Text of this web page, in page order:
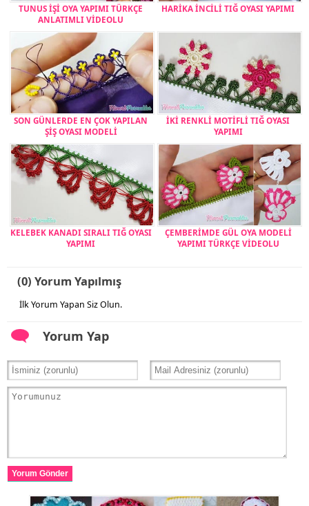
TUNUS İŞİ OYA YAPIMI TÜRKÇE
ANLATIMLI VİDEOLU
HARİKA İNCİLİ TIĞ OYASI YAPIMI
SON GÜNLERDE EN ÇOK YAPILAN
ŞİŞ OYASI MODELİ
İKİ RENKLİ MOTİFLİ TIĞ OYASI
YAPIMI
KELEBEK KANADI SIRALI TIĞ OYASI
YAPIMI
ÇEMBERİMDE GÜL OYA MODELİ
YAPIMI TÜRKÇE VİDEOLU
(0) Yorum Yapılmış
İlk Yorum Yapan Siz Olun.
Yorum Yap
Yorum Gönder